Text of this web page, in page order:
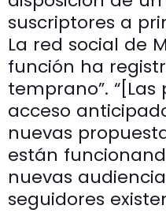
suscriptores a
La red social de
función ha
temprano”. “[Las
acceso
nuevas
están
nuevas
seguidores